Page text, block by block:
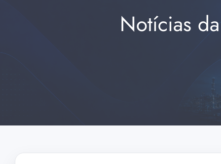
Notícias